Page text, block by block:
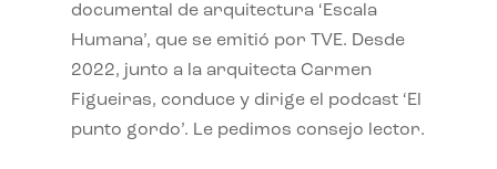
documental de arquitectura ‘Escala
Humana’, que se emitió por TVE. Desde
2022, junto a la arquitecta Carmen
Figueiras, conduce y dirige el podcast ‘El
punto gordo’. Le pedimos consejo lector.